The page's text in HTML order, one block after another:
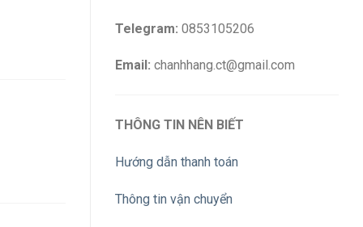
Telegram: 0853105206
Email: chanhhang.ct@gmail.com
THÔNG TIN NÊN BIẾT
Hướng dẫn thanh toán
Thông tin vận chuyển